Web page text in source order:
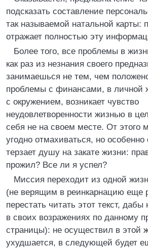
подсказать составление
так называемой натальной карты:
отражает полностью эту
Более того, все проблемы в
как раз из незнания своего
занимаешься не тем, чем
проблемы с финансами, в личной
с окружением, возникает чувство
неудовлетворенности жизнью в
себя не на своем месте. От этого
угодно отмахиваться, но особенно
терзает душу на закате жизни:
прожил? Все ли я успел?
Миссия переходит из одной
(не верящим в реинкарнацию еще
перестать читать этот текст, дабы
в своих возражениях по данному
страницы): не осуществил в этой
ухудшается, в следующей будет